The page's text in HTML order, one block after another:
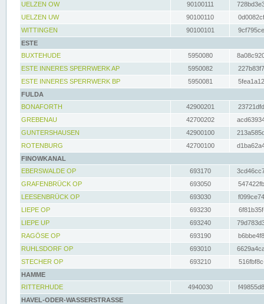
UELZEN OW
90100111
UELZEN UW
90100110
WITTINGEN
90100101
ESTE
BUXTEHUDE
5950080
ESTE INNERES SPERRWERK AP
5950082
ESTE INNERES SPERRWERK BP
5950081
FULDA
BONAFORTH
42900201
GREBENAU
42700202
GUNTERSHAUSEN
42900100
ROTENBURG
42700100
FINOWKANAL
EBERSWALDE OP
693170
GRAFENBRÜCK OP
693050
LEESENBRÜCK OP
693030
LIEPE OP
693230
LIEPE UP
693240
RAGÖSE OP
693190
RUHLSDORF OP
693010
STECHER OP
693210
HAMME
RITTERHUDE
4940030
HAVEL-ODER-WASSERSTRASSE